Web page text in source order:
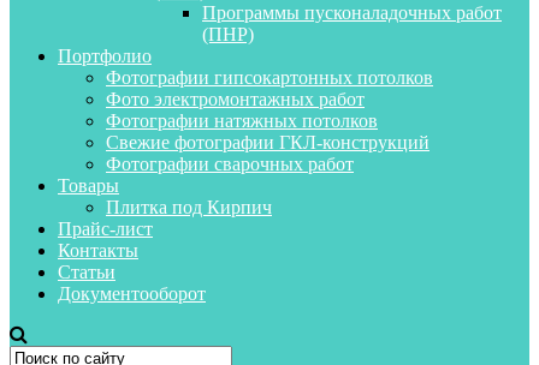
Программы пусконаладочных работ
(ПНР)
Портфолио
Фотографии гипсокартонных потолков
Фото электромонтажных работ
Фотографии натяжных потолков
Свежие фотографии ГКЛ-конструкций
Фотографии сварочных работ
Товары
Плитка под Кирпич
Прайс-лист
Контакты
Статьи
Документооборот